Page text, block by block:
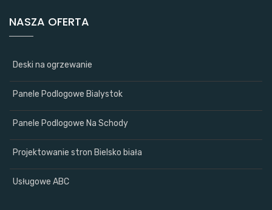
NASZA OFERTA
Deski na ogrzewanie
Panele Podlogowe Bialystok
Panele Podlogowe Na Schody
Projektowanie stron Bielsko biała
Usługowe ABC